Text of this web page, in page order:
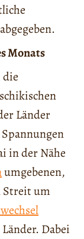
Monats
die
Länder
in der Nähe
umgebenen,
Streit um
Dabei